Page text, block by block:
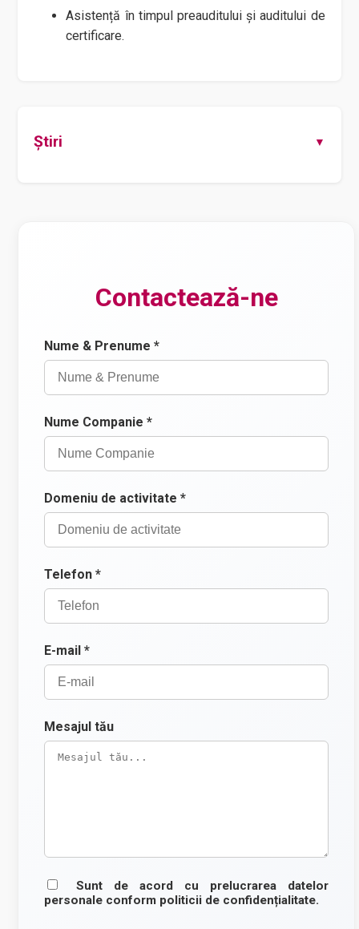
Asistență în timpul preauditului și auditului de
certificare.
Știri
Contactează-ne
Nume & Prenume *
Nume Companie *
Domeniu de activitate *
Telefon *
E-mail *
Mesajul tău
Sunt de acord cu prelucrarea datelor
personale conform politicii de confidențialitate.